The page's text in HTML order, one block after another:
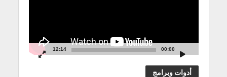
00:00
12:14
أدوات وبرامج